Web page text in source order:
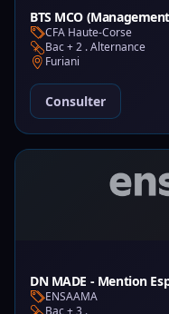
BTS MCO
CFA Haute-Corse
Bac + 2 . Alternance
Furiani
Consulter
DN MADE - Mention
ENSAAMA
Bac + 3 .